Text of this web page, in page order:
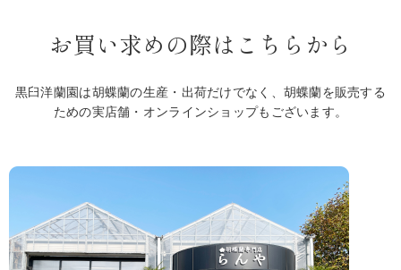
お買い求めの際はこちらから
黒臼洋蘭園は胡蝶蘭の生産・出荷だけでなく、胡蝶蘭を販売する
ための実店舗・オンラインショップもございます。